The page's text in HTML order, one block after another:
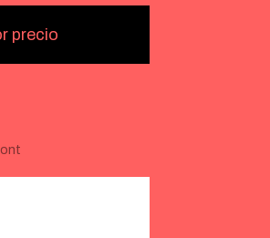
precio